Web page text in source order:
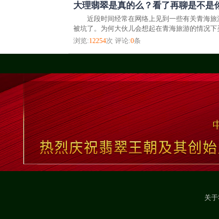
大理翡翠是真的么？看了再聊是不是
近段时间经常在网络上见到一些有关青海旅
被坑了。为何大伙儿会想起在青海旅游的情况
浏览:12254次 评论:0条
关